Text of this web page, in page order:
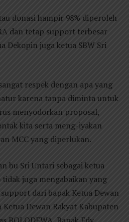
donasi hampir 98% diperoleh
dan tetap support terbesar
Dekopin juga ketua SBW Sri
respek dengan apa yang
karena tanpa diminta untuk
menyodorkan proposal,
kita serta meng-iyakan
MCC yang diperlukan.
bu Sri Untari sebagai ketua
tidak juga mengabaikan yang
dari bapak Ketua Dewan
Dewan Rakyat Kabupaten